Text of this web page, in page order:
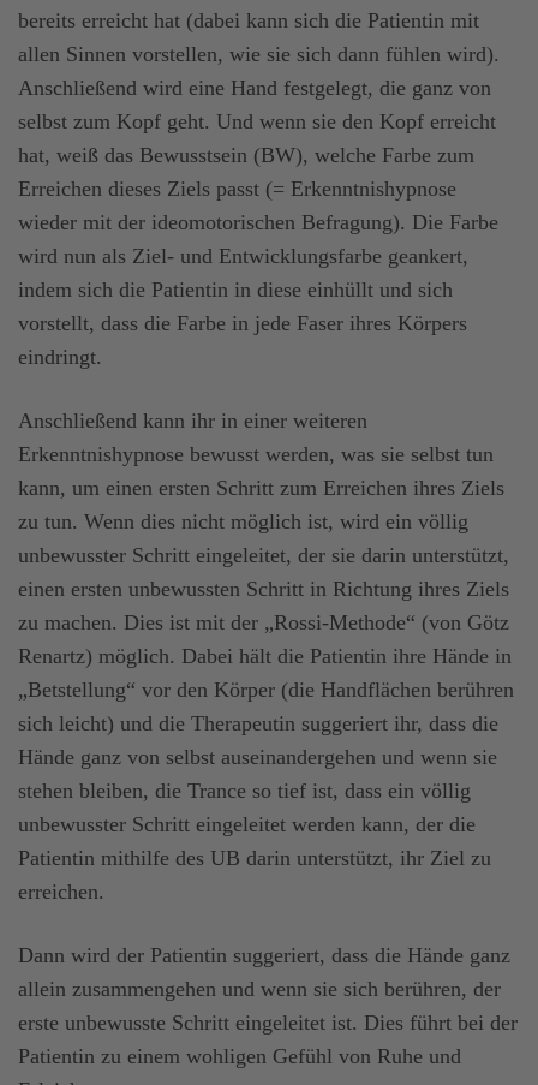
bereits erreicht hat (dabei kann sich die Patientin mit
allen Sinnen vorstellen, wie sie sich dann fühlen wird).
Anschließend wird eine Hand festgelegt, die ganz von
selbst zum Kopf geht. Und wenn sie den Kopf erreicht
hat, weiß das Bewusstsein (BW), welche Farbe zum
Erreichen dieses Ziels passt (= Erkenntnishypnose
wieder mit der ideomotorischen Befragung). Die Farbe
wird nun als Ziel- und Entwicklungsfarbe geankert,
indem sich die Patientin in diese einhüllt und sich
vorstellt, dass die Farbe in jede Faser ihres Körpers
eindringt.
Anschließend kann ihr in einer weiteren
Erkenntnishypnose bewusst werden, was sie selbst tun
kann, um einen ersten Schritt zum Erreichen ihres Ziels
zu tun. Wenn dies nicht möglich ist, wird ein völlig
unbewusster Schritt eingeleitet, der sie darin unterstützt,
einen ersten unbewussten Schritt in Richtung ihres Ziels
zu machen. Dies ist mit der „Rossi-Methode“ (von Götz
Renartz) möglich. Dabei hält die Patientin ihre Hände in
„Betstellung“ vor den Körper (die Handflächen berühren
sich leicht) und die Therapeutin suggeriert ihr, dass die
Hände ganz von selbst auseinandergehen und wenn sie
stehen bleiben, die Trance so tief ist, dass ein völlig
unbewusster Schritt eingeleitet werden kann, der die
Patientin mithilfe des UB darin unterstützt, ihr Ziel zu
erreichen.
Dann wird der Patientin suggeriert, dass die Hände ganz
allein zusammengehen und wenn sie sich berühren, der
erste unbewusste Schritt eingeleitet ist. Dies führt bei der
Patientin zu einem wohligen Gefühl von Ruhe und